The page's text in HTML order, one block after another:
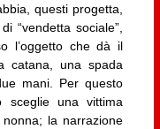
questi progetta,
“vendetta sociale”,
l’oggetto che dà il
catana, una spada
mani. Per questo
sceglie una vittima
la narrazione